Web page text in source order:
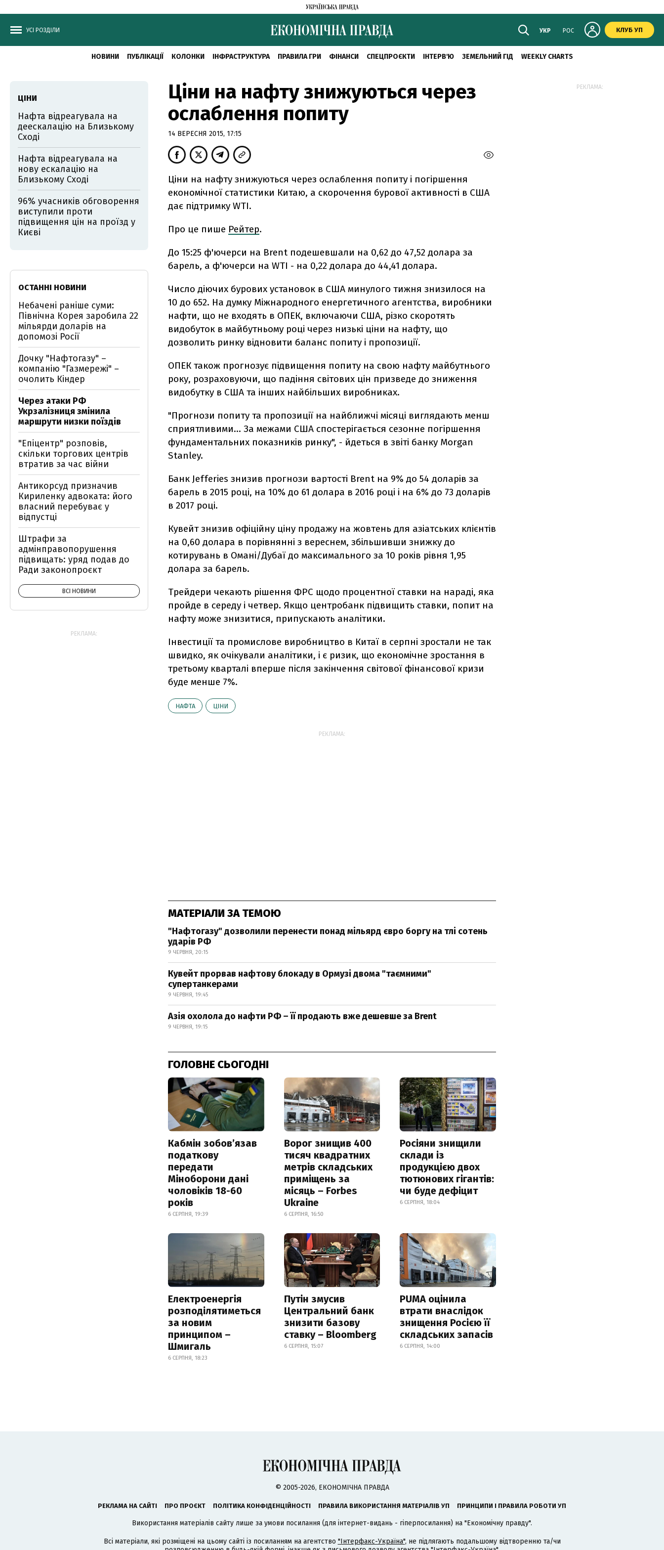
УСІ РОЗДІЛИ УКР РОС КЛУБ УП
НОВИНИ ПУБЛІКАЦІЇ КОЛОНКИ ІНФРАСТРУКТУРА ПРАВИЛА ГРИ ФІНАНСИ СПЕЦПРОЄКТИ ІНТЕРВ'Ю ЗЕМЕЛЬНИЙ ГІД WEEKLY CHARTS
Ціни на нафту знижуються через
ослаблення попиту
14 ВЕРЕСНЯ 2015, 17:15
Ціни на нафту знижуються через ослаблення попиту і погіршення
економічної статистики Китаю, а скорочення бурової активності в США
дає підтримку WTI.
Про це пише Рейтер.
До 15:25 ф'ючерси на Brent подешевшали на 0,62 до 47,52 долара за
барель, а ф'ючерси на WTI - на 0,22 долара до 44,41 долара.
Число діючих бурових установок в США минулого тижня знизилося на
10 до 652. На думку Міжнародного енергетичного агентства, виробники
нафти, що не входять в ОПЕК, включаючи США, різко скоротять
видобуток в майбутньому році через низькі ціни на нафту, що
дозволить ринку відновити баланс попиту і пропозиції.
ОПЕК також прогнозує підвищення попиту на свою нафту майбутнього
року, розраховуючи, що падіння світових цін призведе до зниження
видобутку в США та інших найбільших виробниках.
"Прогнози попиту та пропозиції на найближчі місяці виглядають менш
сприятливими... За межами США спостерігається сезонне погіршення
фундаментальних показників ринку", - йдеться в звіті банку Morgan
Stanley.
Банк Jefferies знизив прогнози вартості Brent на 9% до 54 доларів за
барель в 2015 році, на 10% до 61 долара в 2016 році і на 6% до 73 доларів
в 2017 році.
Кувейт знизив офіційну ціну продажу на жовтень для азіатських клієнтів
на 0,60 долара в порівнянні з вереснем, збільшивши знижку до
котирувань в Омані/Дубаї до максимального за 10 років рівня 1,95
долара за барель.
Трейдери чекають рішення ФРС щодо процентної ставки на нараді, яка
пройде в середу і четвер. Якщо центробанк підвищить ставки, попит на
нафту може знизитися, припускають аналітики.
Інвестиції та промислове виробництво в Китаї в серпні зростали не так
швидко, як очікували аналітики, і є ризик, що економічне зростання в
третьому кварталі вперше після закінчення світової фінансової кризи
буде менше 7%.
НАФТА ЦІНИ
РЕКЛАМА:
МАТЕРІАЛИ ЗА ТЕМОЮ
"Нафтогазу" дозволили перенести понад мільярд євро боргу на тлі сотень
ударів РФ
9 ЧЕРВНЯ, 20:15
Кувейт прорвав нафтову блокаду в Ормузі двома "таємними"
супертанкерами
9 ЧЕРВНЯ, 19:45
Азія охолола до нафти РФ – її продають вже дешевше за Brent
9 ЧЕРВНЯ, 19:15
ГОЛОВНЕ СЬОГОДНІ
Кабмін зобовʼязав
податкову
передати
Міноборони дані
чоловіків 18-60
років
6 СЕРПНЯ, 19:39
Ворог знищив 400
тисяч квадратних
метрів складських
приміщень за
місяць – Forbes
Ukraine
6 СЕРПНЯ, 16:50
Росіяни знищили
склади із
продукцією двох
тютюнових гігантів:
чи буде дефіцит
6 СЕРПНЯ, 18:04
Електроенергія
розподілятиметься
за новим
принципом –
Шмигаль
6 СЕРПНЯ, 18:23
Путін змусив
Центральний банк
знизити базову
ставку – Bloomberg
6 СЕРПНЯ, 15:07
PUMA оцінила
втрати внаслідок
знищення Росією її
складських запасів
6 СЕРПНЯ, 14:00
ЦІНИ
Нафта відреагувала на
деескалацію на Близькому
Сході
Нафта відреагувала на
нову ескалацію на
Близькому Сході
96% учасників обговорення
виступили проти
підвищення цін на проїзд у
Києві
ОСТАННІ НОВИНИ
Небачені раніше суми:
Північна Корея заробила 22
мільярди доларів на
допомозі Росії
Дочку "Нафтогазу" –
компанію "Газмережі" –
очолить Кіндер
Через атаки РФ
Укрзалізниця змінила
маршрути низки поїздів
"Епіцентр" розповів,
скільки торгових центрів
втратив за час війни
Антикорсуд призначив
Кириленку адвоката: його
власний перебуває у
відпустці
Штрафи за
адмінправопорушення
підвищать: уряд подав до
Ради законопроєкт
ВСІ НОВИНИ
РЕКЛАМА:
РЕКЛАМА:
© 2005-2026, ЕКОНОМІЧНА ПРАВДА
РЕКЛАМА НА САЙТІ ПРО ПРОЄКТ ПОЛІТИКА КОНФІДЕНЦІЙНОСТІ ПРАВИЛА ВИКОРИСТАННЯ МАТЕРІАЛІВ УП ПРИНЦИПИ І ПРАВИЛА РОБОТИ УП
Використання матеріалів сайту лише за умови посилання (для інтернет-видань - гіперпосилання) на "Економічну правду".
Всі матеріали, які розміщені на цьому сайті із посиланням на агентство "Інтерфакс-Україна", не підлягають подальшому відтворенню та/чи